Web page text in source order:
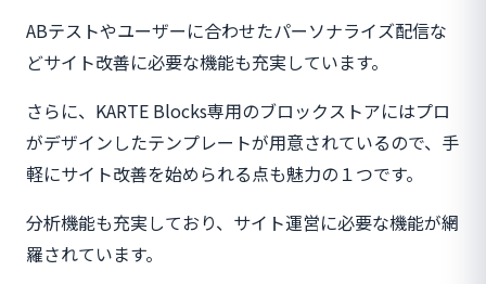
ABテストやユーザーに合わせたパーソナライズ配信な
どサイト改善に必要な機能も充実しています。
さらに、KARTE Blocks専用のブロックストアにはプロ
がデザインしたテンプレートが用意されているので、手
軽にサイト改善を始められる点も魅力の１つです。
分析機能も充実しており、サイト運営に必要な機能が網
羅されています。